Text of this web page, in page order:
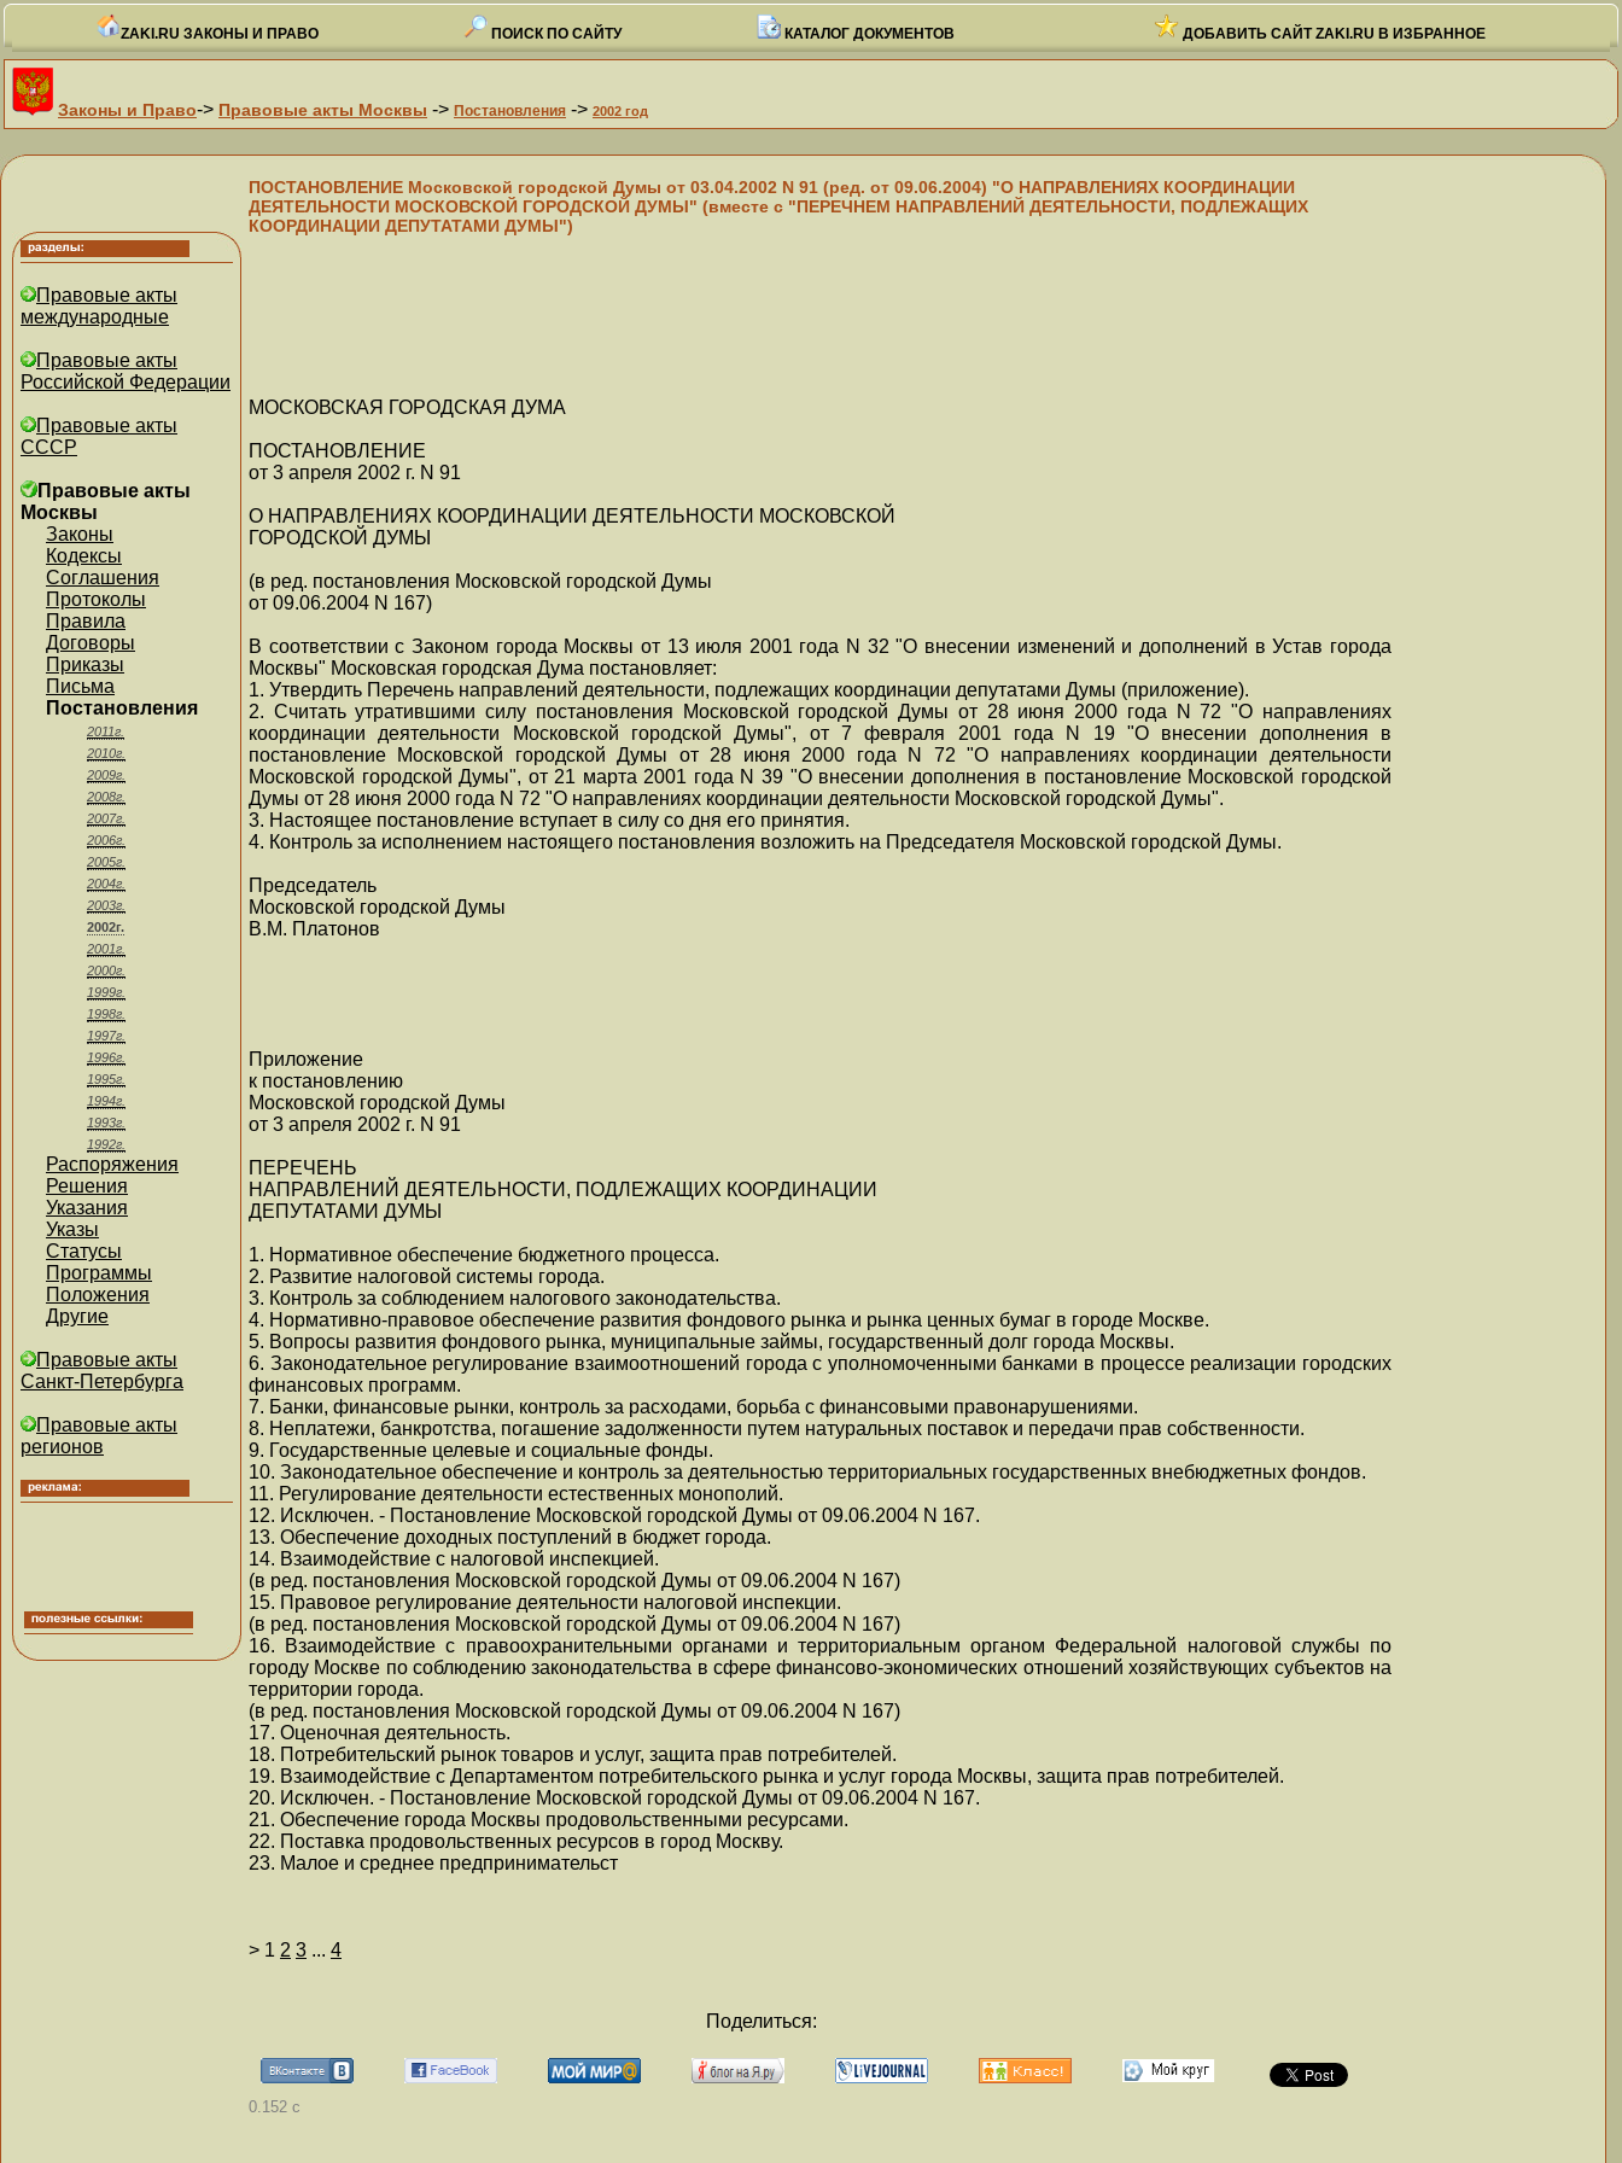
ZAKI.RU ЗАКОНЫ И ПРАВО ПОИСК ПО САЙТУ КАТАЛОГ ДОКУМЕНТОВ ДОБАВИТЬ САЙТ ZAKI.RU В ИЗБРАННОЕ
Законы и Право-> Правовые акты Москвы -> Постановления -> 2002 год
Правовые акты
международные
Правовые акты
Российской Федерации
Правовые акты
СССР
Правовые акты
Москвы
Законы
Кодексы
Соглашения
Протоколы
Правила
Договоры
Приказы
Письма
Постановления
2011г.
2010г.
2009г.
2008г.
2007г.
2006г.
2005г.
2004г.
2003г.
2002г.
2001г.
2000г.
1999г.
1998г.
1997г.
1996г.
1995г.
1994г.
1993г.
1992г.
Распоряжения
Решения
Указания
Указы
Статусы
Программы
Положения
Другие
Правовые акты
Санкт-Петербурга
Правовые акты
регионов
ПОСТАНОВЛЕНИЕ Московской городской Думы от 03.04.2002 N 91 (ред. от 09.06.2004) "О НАПРАВЛЕНИЯХ КООРДИНАЦИИ
ДЕЯТЕЛЬНОСТИ МОСКОВСКОЙ ГОРОДСКОЙ ДУМЫ" (вместе с "ПЕРЕЧНЕМ НАПРАВЛЕНИЙ ДЕЯТЕЛЬНОСТИ, ПОДЛЕЖАЩИХ
КООРДИНАЦИИ ДЕПУТАТАМИ ДУМЫ")
МОСКОВСКАЯ ГОРОДСКАЯ ДУМА
ПОСТАНОВЛЕНИЕ
от 3 апреля 2002 г. N 91
О НАПРАВЛЕНИЯХ КООРДИНАЦИИ ДЕЯТЕЛЬНОСТИ МОСКОВСКОЙ
ГОРОДСКОЙ ДУМЫ
(в ред. постановления Московской городской Думы
от 09.06.2004 N 167)
В соответствии с Законом города Москвы от 13 июля 2001 года N 32 "О внесении изменений и дополнений в Устав города
Москвы" Московская городская Дума постановляет:
1. Утвердить Перечень направлений деятельности, подлежащих координации депутатами Думы (приложение).
2. Считать утратившими силу постановления Московской городской Думы от 28 июня 2000 года N 72 "О направлениях
координации деятельности Московской городской Думы", от 7 февраля 2001 года N 19 "О внесении дополнения в
постановление Московской городской Думы от 28 июня 2000 года N 72 "О направлениях координации деятельности
Московской городской Думы", от 21 марта 2001 года N 39 "О внесении дополнения в постановление Московской городской
Думы от 28 июня 2000 года N 72 "О направлениях координации деятельности Московской городской Думы".
3. Настоящее постановление вступает в силу со дня его принятия.
4. Контроль за исполнением настоящего постановления возложить на Председателя Московской городской Думы.
Председатель
Московской городской Думы
В.М. Платонов
Приложение
к постановлению
Московской городской Думы
от 3 апреля 2002 г. N 91
ПЕРЕЧЕНЬ
НАПРАВЛЕНИЙ ДЕЯТЕЛЬНОСТИ, ПОДЛЕЖАЩИХ КООРДИНАЦИИ
ДЕПУТАТАМИ ДУМЫ
1. Нормативное обеспечение бюджетного процесса.
2. Развитие налоговой системы города.
3. Контроль за соблюдением налогового законодательства.
4. Нормативно-правовое обеспечение развития фондового рынка и рынка ценных бумаг в городе Москве.
5. Вопросы развития фондового рынка, муниципальные займы, государственный долг города Москвы.
6. Законодательное регулирование взаимоотношений города с уполномоченными банками в процессе реализации городских
финансовых программ.
7. Банки, финансовые рынки, контроль за расходами, борьба с финансовыми правонарушениями.
8. Неплатежи, банкротства, погашение задолженности путем натуральных поставок и передачи прав собственности.
9. Государственные целевые и социальные фонды.
10. Законодательное обеспечение и контроль за деятельностью территориальных государственных внебюджетных фондов.
11. Регулирование деятельности естественных монополий.
12. Исключен. - Постановление Московской городской Думы от 09.06.2004 N 167.
13. Обеспечение доходных поступлений в бюджет города.
14. Взаимодействие с налоговой инспекцией.
(в ред. постановления Московской городской Думы от 09.06.2004 N 167)
15. Правовое регулирование деятельности налоговой инспекции.
(в ред. постановления Московской городской Думы от 09.06.2004 N 167)
16. Взаимодействие с правоохранительными органами и территориальным органом Федеральной налоговой службы по
городу Москве по соблюдению законодательства в сфере финансово-экономических отношений хозяйствующих субъектов на
территории города.
(в ред. постановления Московской городской Думы от 09.06.2004 N 167)
17. Оценочная деятельность.
18. Потребительский рынок товаров и услуг, защита прав потребителей.
19. Взаимодействие с Департаментом потребительского рынка и услуг города Москвы, защита прав потребителей.
20. Исключен. - Постановление Московской городской Думы от 09.06.2004 N 167.
21. Обеспечение города Москвы продовольственными ресурсами.
22. Поставка продовольственных ресурсов в город Москву.
23. Малое и среднее предпринимательст
> 1 2 3 ... 4
Поделиться:
0.152 с